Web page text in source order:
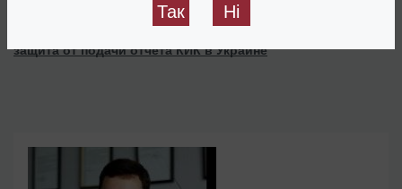
защита от подачи отчета КИК в Украине
Так Ні